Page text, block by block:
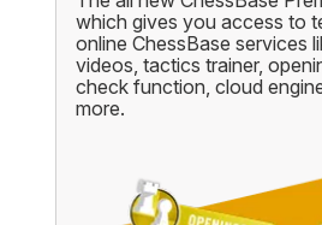
which gives you access to
online ChessBase services
videos, tactics trainer,
check function, cloud
more.